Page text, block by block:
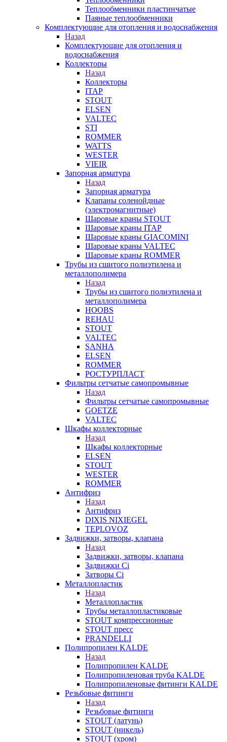
Теплообменники пластинчатые
Паяные теплообменники
Комплектующие для отопления и водоснабжения
Назад
Комплектующие для отопления и
водоснабжения
Коллекторы
Назад
Коллекторы
ITAP
STOUT
ELSEN
VALTEC
STI
ROMMER
WATTS
WESTER
VIEIR
Запорная арматура
Назад
Запорная арматура
Клапаны соленойдные
(электромагнитные)
Шаровые краны STOUT
Шаровые краны ITAP
Шаровые краны GIACOMINI
Шаровые краны VALTEC
Шаровые краны ROMMER
Трубы из сшитого полиэтилена и
металлополимера
Назад
Трубы из сшитого полиэтилена и
металлополимера
HOOBS
REHAU
STOUT
VALTEC
SANHA
ELSEN
ROMMER
РОСТУРПЛАСТ
Фильтры сетчатые самопромывные
Назад
Фильтры сетчатые самопромывные
GOETZE
VALTEC
Шкафы коллекторные
Назад
Шкафы коллекторные
ELSEN
STOUT
WESTER
ROMMER
Антифриз
Назад
Антифриз
DIXIS NIXIEGEL
TEPLOVOZ
Задвижки, затворы, клапана
Назад
Задвижки, затворы, клапана
Задвижки Ci
Затворы Ci
Металлопластик
Назад
Металлопластик
Трубы металлопластиковые
STOUT компрессионные
STOUT пресс
PRANDELLI
Полипропилен KALDE
Назад
Полипропилен KALDE
Полипропиленовая труба KALDE
Полипропиленовые фитинги KALDE
Резьбовые фитинги
Назад
Резьбовые фитинги
STOUT (латунь)
STOUT (никель)
STOUT (хром)